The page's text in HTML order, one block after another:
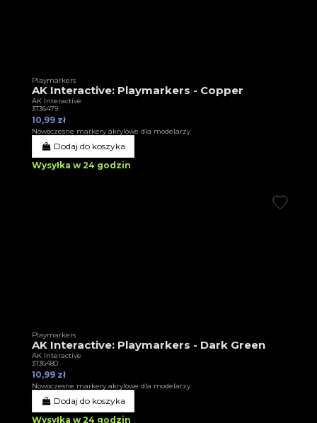
Playmarkers
AK Interactive: Playmarkers - Copper
AK Interactive
3T36479
10,99 zł
Nowoczesne markery akrylowe dla modelarzy
Dodaj do koszyka
Wysyłka w 24 godzin
Playmarkers
AK Interactive: Playmarkers - Dark Green
AK Interactive
3T36480
10,99 zł
Nowoczesne markery akrylowe dla modelarzy
Dodaj do koszyka
Wysyłka w 24 godzin